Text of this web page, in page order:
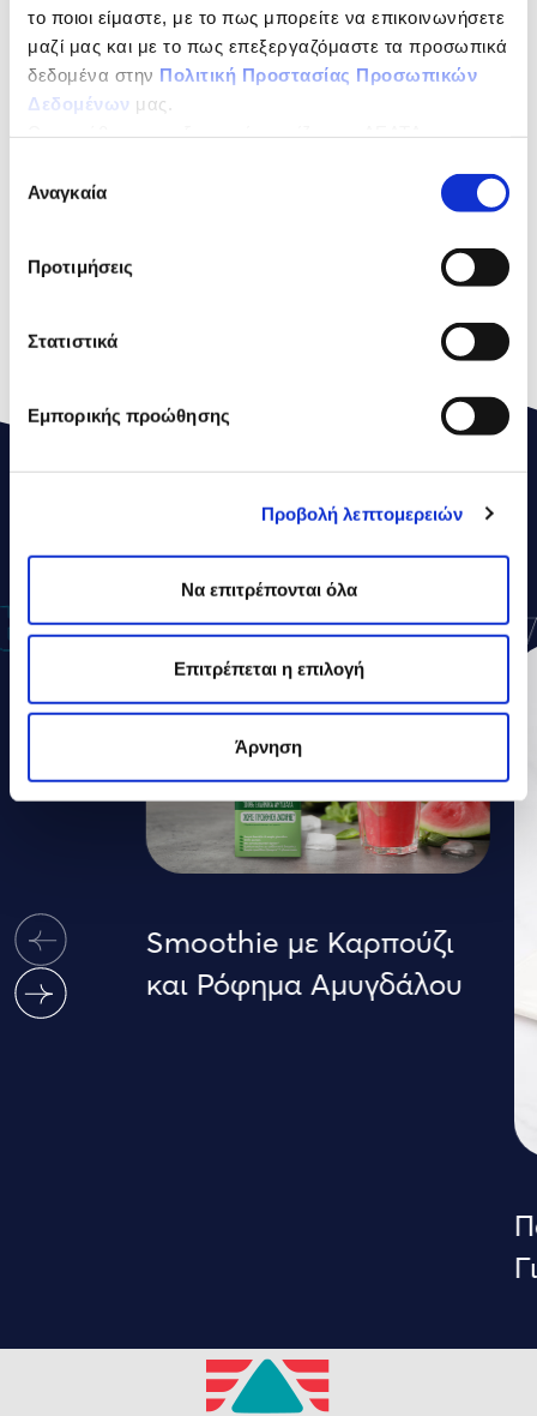
το ποιοι είμαστε, με το πως μπορείτε να επικοινωνήσετε
μαζί μας και με το πως επεξεργαζόμαστε τα προσωπικά
δεδομένα στην Πολιτική Προστασίας Προσωπικών
Δεδομένων μας.
συγκατάθεσης
Αναγκαία
Προτιμήσεις
Στατιστικά
Εμπορικής προώθησης
Προβολή λεπτομερειών
Να επιτρέπονται όλα
Επιτρέπεται η επιλογή
Άρνηση
Η σειρά Δέλτα Easy είναι αποτέλεσμα συνεργασίας
ανάμεσα στα τμήματα Έρευνας και Ανάπτυξης και του
Ποιοτικού Ελέγχου της ΔΕΛΤΑ καθώς και
διακεκριμένων επαγγελματιών στο χώρο της εστίασης.
Με αυτό τον τρόπο εξασφαλίζεται η υψηλή ποιότητα
της σειράς ΔΕΛΤΑ Easy.
ΔΙΑΤΡΟΦΙΚΗ ΔΗΛΩΣΗ
ανά 100ml
Τμχ/Κιβώτιο
1
70
Διάρκεια ζωής
14 ημέρες
ΣΥΝΤΑΓΕΣ
Smoothie με Καρπούζι
και Ρόφημα Αμυγδάλου